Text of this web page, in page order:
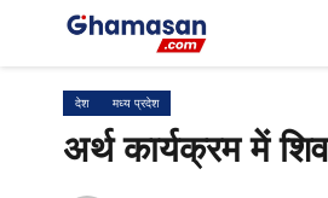
देश मध्य प्रदेश
अर्थ कार्यक्रम में